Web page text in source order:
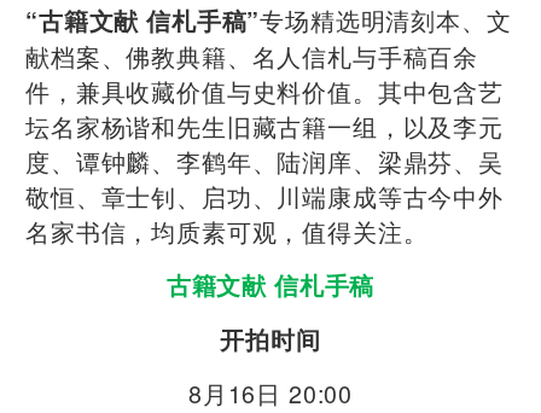
“古籍文献 信札手稿”专场精选明清刻本、文
献档案、佛教典籍、名人信札与手稿百余
件，兼具收藏价值与史料价值。其中包含艺
坛名家杨谐和先生旧藏古籍一组，以及李元
度、谭钟麟、李鹤年、陆润庠、梁鼎芬、吴
敬恒、章士钊、启功、川端康成等古今中外
名家书信，均质素可观，值得关注。
古籍文献 信札手稿
开拍时间
8月16日 20:00